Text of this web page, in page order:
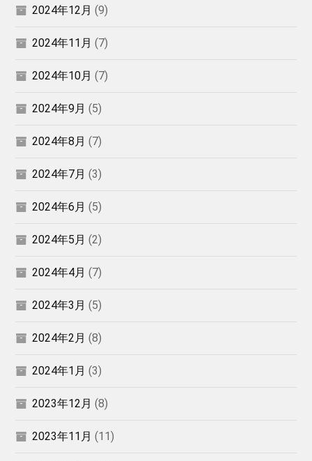
2024年12月 (9)
2024年11月 (7)
2024年10月 (7)
2024年9月 (5)
2024年8月 (7)
2024年7月 (3)
2024年6月 (5)
2024年5月 (2)
2024年4月 (7)
2024年3月 (5)
2024年2月 (8)
2024年1月 (3)
2023年12月 (8)
2023年11月 (11)